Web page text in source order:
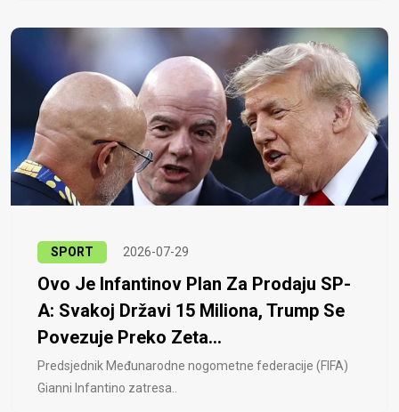
SPORT 2026-07-29
Ovo Je Infantinov Plan Za Prodaju SP-
A: Svakoj Državi 15 Miliona, Trump Se
Povezuje Preko Zeta...
Predsjednik Međunarodne nogometne federacije (FIFA)
Gianni Infantino zatresa..